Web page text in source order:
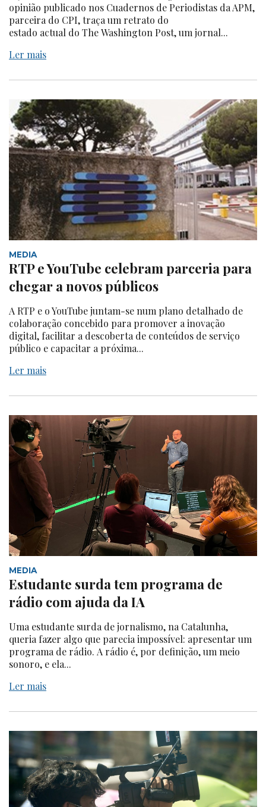
opinião publicado nos Cuadernos de Periodistas da APM,
parceira do CPI, traça um retrato do
estado actual do The Washington Post, um jornal...
Ler mais
MEDIA
RTP e YouTube celebram parceria para
chegar a novos públicos
A RTP e o YouTube juntam-se num plano detalhado de
colaboração concebido para promover a inovação
digital, facilitar a descoberta de conteúdos de serviço
público e capacitar a próxima...
Ler mais
MEDIA
Estudante surda tem programa de
rádio com ajuda da IA
Uma estudante surda de jornalismo, na Catalunha,
queria fazer algo que parecia impossível: apresentar um
programa de rádio. A rádio é, por definição, um meio
sonoro, e ela...
Ler mais